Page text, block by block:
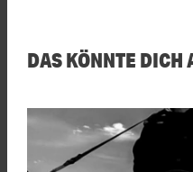
DAS KÖNNTE DICH